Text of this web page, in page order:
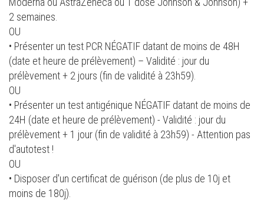
2 semaines.
OU
• Présenter un test PCR NÉGATIF datant de moins de 48H
(date et heure de prélèvement) – Validité : jour du
prélèvement + 2 jours (fin de validité à 23h59).
OU
• Présenter un test antigénique NÉGATIF datant de moins de
24H (date et heure de prélèvement) - Validité : jour du
prélèvement + 1 jour (fin de validité à 23h59) - Attention pas
d'autotest !
OU
• Disposer d'un certificat de guérison (de plus de 10j et
moins de 180j).